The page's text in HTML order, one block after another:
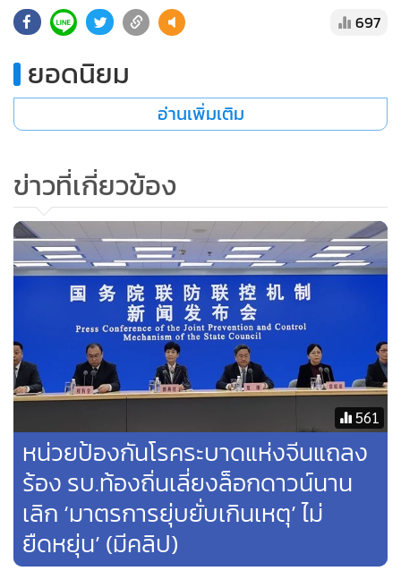
ยอดขาย (หดตัว -22.3%YOY) หลังบริษัทอสังหาฯ ไม่สามารถ
ลงทุนซื้อที่ดินและก่อสร้างต่อไปได้เนื่องจากมีเงินทุนจำกัด ขณะ
ที่ผู้ซื้อบ้านตัดสินใจเลื่อนการซื้อออกไปก่อนเนื่องจากกังวลว่า
บริษัทอสังหาฯ จะไม่สามารถก่อสร้างโครงการให้เสร็จภายใน
กำหนดได้ อีกทั้ง ราคาบ้านอยู่ในช่วงแนวโน้มขาลง ทั้งนี้บริษัท
จะเริ่มก่อสร้างโครงการเพื่อนำเงินทุนไปลงทุนในโครงการอื่นๆ
เนื่องจากเป็นช่องทางการระดมทุนที่เปรียบเสมือนเงินกู้ปลอด
ดอกเบี้ย ซึ่งการขายบ้านล่วงหน้านั้นสามารถกระตุ้นภาคอสังหาฯ
ได้ในยามที่ความเชื่อมั่นของผู้ซื้อบ้านอยู่ในระดับสูง แต่ใน
สถานการณ์ปัจจุบันที่ผู้ซื้อบ้านไม่มั่นใจว่าโครงการที่ตนซื้อจะ
สร้างเสร็จหรือไม่ จึงกลายเป็นปัจจัยฉุดอุปสงค์ในภาคอสังหาฯ
และกระทบต่อการระดมทุนของบริษัทอสังหาฯ จีน
2.
การล็อกดาวน์ในจีนเข้มงวดขึ้นอีกครั้ง กระทบต่อความเชื่อมั่น
ผู้บริโภค: ในปี 2022 จีนต้องเผชิญการระบาดของ COVID-19
รอบรุนแรงที่สุด 2 ระลอกด้วยกัน โดยในระลอกแรกช่วงเดือน
มีนาคมถึงพฤษภาคม จีนบังคับใช้มาตรการล็อกดาวน์ในเมือง
เซี่ยงไฮ้ ซึ่งเป็นมาตรการเข้มงวดที่สุดตั้งแต่การระบาดครั้งแรกใน
เมืองอู่ฮั่น ส่งผลให้เศรษฐกิจชะลอตัวอย่างมาก ขณะที่อัตราการ
ว่างงานพุ่งสูงขึ้นแตะระดับ 6.1% ในเดือนเมษายน และความเชื่อ
มั่นผู้บริโภคลดลงแตะระดับต่ำสุดตั้งแต่เริ่มมีข้อมูลในปี 1990
697
ยอดนิยม
อ่านเพิ่มเติม
ข่าวที่เกี่ยวข้อง
561
หน่วยป้องกันโรคระบาดแห่งจีนแถลง
ร้อง รบ.ท้องถิ่นเลี่ยงล็อกดาวน์นาน
เลิก ‘มาตรการยุ่บยั่บเกินเหตุ’ ไม่
ยืดหยุ่น’ (มีคลิป)